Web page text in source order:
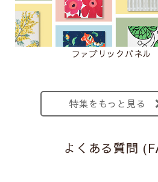
ファブリックパネル
特集をもっと見る
よくある質問